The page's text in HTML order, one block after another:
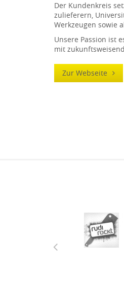
Der Kundenkreis
zulieferern,
Werkzeugen sowie
Unsere Passion ist
mit
Zur Webseite